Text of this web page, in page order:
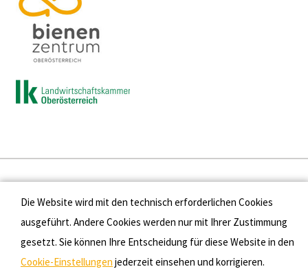
Presse
Kontakt
Datenschutz
Die Website wird mit den technisch erforderlichen Cookies
ausgeführt. Andere Cookies werden nur mit Ihrer Zustimmung
gesetzt. Sie können Ihre Entscheidung für diese Website in den
Cookie-Einstellungen jederzeit einsehen und korrigieren.